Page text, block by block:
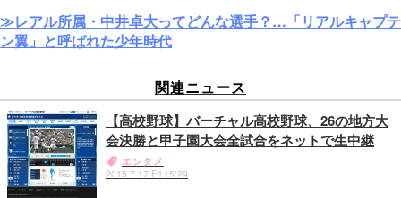
≫レアル所属・中井卓大ってどんな選手？…「リアルキャプテ
ン翼」と呼ばれた少年時代
関連ニュース
【高校野球】バーチャル高校野球、26の地方大
会決勝と甲子園大会全試合をネットで生中継
エンタメ
2015.7.17 Fri 15:29